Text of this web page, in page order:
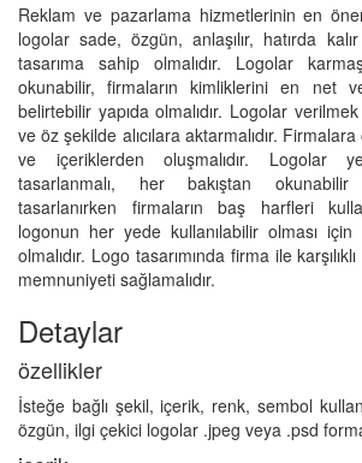
Reklam ve pazarlama hizmetlerinin en
logolar sade, özgün, anlaşılır, hatırda
tasarıma sahip olmalıdır. Logolar
okunabilir, firmaların kimliklerini en net
belirtebilir yapıda olmalıdır. Logolar
ve öz şekilde alıcılara aktarmalıdır.
ve içeriklerden oluşmalıdır. Logolar
tasarlanmalı, her bakıştan okunabilir
tasarlanırken firmaların baş harfleri
logonun her yede kullanılabilir olması için
olmalıdır. Logo tasarımında firma ile
memnuniyeti sağlamalıdır.
Detaylar
özellikler
İsteğe bağlı şekil, içerik, renk, sembol
özgün, ilgi çekici logolar .jpeg veya .psd